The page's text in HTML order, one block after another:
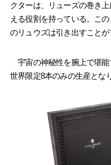
クターは、リューズの巻き
える役割を持っている。こ
のリュウズは引き出すことが
宇宙の神秘性を腕上で堪能
世界限定8本のみの生産とな